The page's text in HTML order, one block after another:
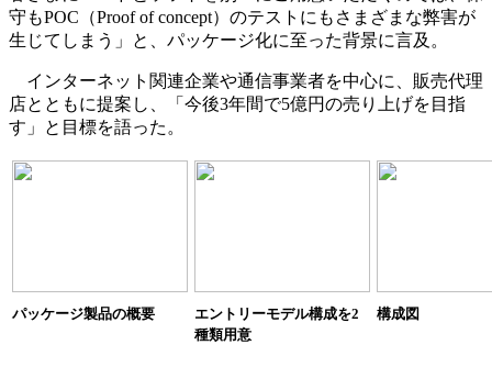
守もPOC（Proof of concept）のテストにもさまざまな弊害が
生じてしまう」と、パッケージ化に至った背景に言及。
インターネット関連企業や通信事業者を中心に、販売代理
店とともに提案し、「今後3年間で5億円の売り上げを目指
す」と目標を語った。
パッケージ製品の概要
エントリーモデル構成を2
種類用意
構成図